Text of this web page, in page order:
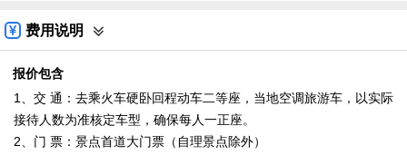
费用说明
报价包含
1、交 通：去乘火车硬卧回程动车二等座，当地空调旅游车，以实际
接待人数为准核定车型，确保每人一正座。
2、门 票：景点首道大门票（自理景点除外）